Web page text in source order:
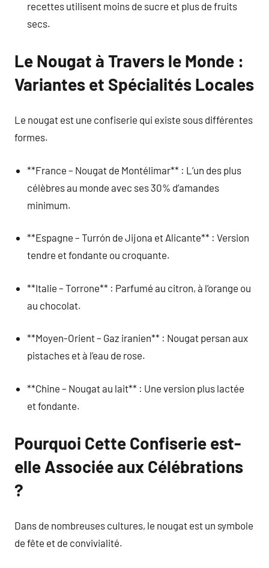
recettes utilisent moins de sucre et plus de fruits
secs.
Le Nougat à Travers le Monde :
Variantes et Spécialités Locales
Le nougat est une confiserie qui existe sous différentes
formes.
**France – Nougat de Montélimar** : L’un des plus
célèbres au monde avec ses 30% d’amandes
minimum.
**Espagne – Turrón de Jijona et Alicante** : Version
tendre et fondante ou croquante.
**Italie – Torrone** : Parfumé au citron, à l’orange ou
au chocolat.
**Moyen-Orient – Gaz iranien** : Nougat persan aux
pistaches et à l’eau de rose.
**Chine – Nougat au lait** : Une version plus lactée
et fondante.
Pourquoi Cette Confiserie est-
elle Associée aux Célébrations
?
Dans de nombreuses cultures, le nougat est un symbole
de fête et de convivialité.